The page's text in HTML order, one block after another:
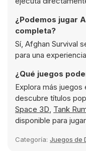
¿Podemos jugar
completa?
Sí, Afghan Survival
para una
¿Qué juegos
Explora más
descubre títulos
Space 3D, Tank
disponible para
Categoría: Juegos de